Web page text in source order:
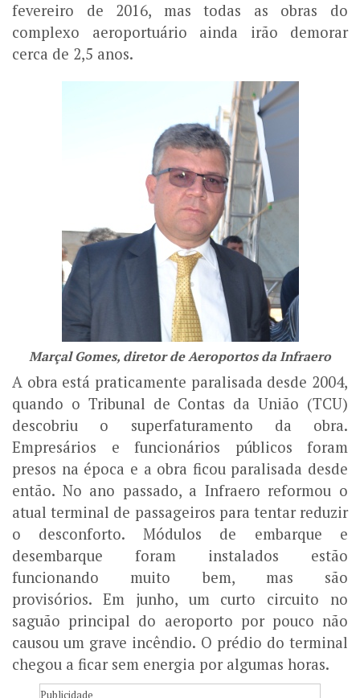
fevereiro de 2016, mas todas as obras do
complexo aeroportuário ainda irão demorar
cerca de 2,5 anos.
Marçal Gomes, diretor de Aeroportos da Infraero
A obra está praticamente paralisada desde 2004,
quando o Tribunal de Contas da União (TCU)
descobriu o superfaturamento da obra.
Empresários e funcionários públicos foram
presos na época e a obra ficou paralisada desde
então. No ano passado, a Infraero reformou o
atual terminal de passageiros para tentar reduzir
o desconforto. Módulos de embarque e
desembarque foram instalados estão
funcionando muito bem, mas são
provisórios. Em junho, um curto circuito no
saguão principal do aeroporto por pouco não
causou um grave incêndio. O prédio do terminal
chegou a ficar sem energia por algumas horas.
Publicidade